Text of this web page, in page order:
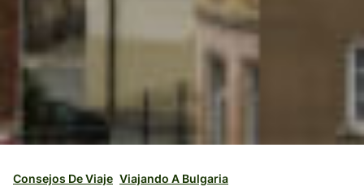
Consejos De Viaje Viajando A Bulgaria